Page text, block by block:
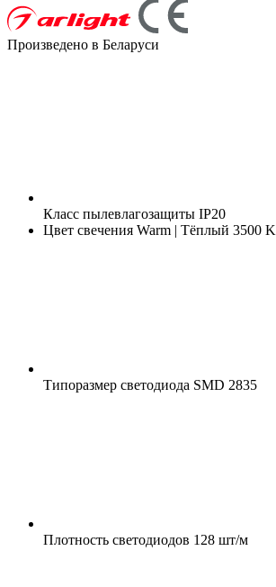
Произведено в Беларуси
Класс пылевлагозащиты IP20
Цвет свечения Warm | Тёплый 3500 K
Типоразмер светодиода SMD 2835
Плотность светодиодов 128 шт/м